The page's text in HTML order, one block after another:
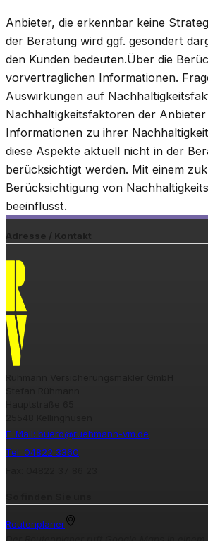
Anbieter, die erkennbar keine
der Beratung wird ggf. gesondert
den Kunden bedeuten.Über die
vorvertraglichen Informationen.
Auswirkungen auf
Nachhaltigkeitsfaktoren der
Informationen zu ihrer
diese Aspekte aktuell nicht in der
berücksichtigt werden. Mit einem
Berücksichtigung von
beeinflusst.
Adresse / Kontakt
E-Mail: buero@ruehmann-vm.de
Tel: 04822 3360
Routenplaner